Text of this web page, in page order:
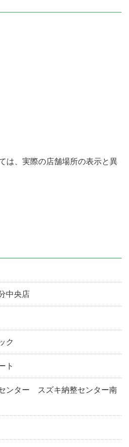
は、実際の店舗場所の表示と異
中央店
ク
ト
ンター スズキ納整センター南